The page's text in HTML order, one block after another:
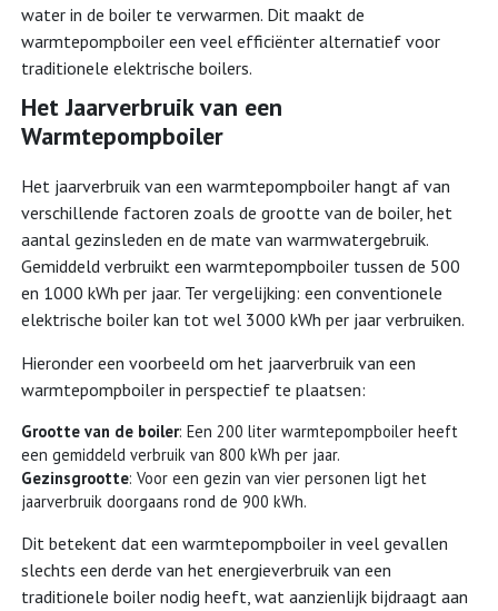
water in de boiler te verwarmen. Dit maakt de
warmtepompboiler een veel efficiënter alternatief voor
traditionele elektrische boilers.
Het Jaarverbruik van een
Warmtepompboiler
Het jaarverbruik van een warmtepompboiler hangt af van
verschillende factoren zoals de grootte van de boiler, het
aantal gezinsleden en de mate van warmwatergebruik.
Gemiddeld verbruikt een warmtepompboiler tussen de 500
en 1000 kWh per jaar. Ter vergelijking: een conventionele
elektrische boiler kan tot wel 3000 kWh per jaar verbruiken.
Hieronder een voorbeeld om het jaarverbruik van een
warmtepompboiler in perspectief te plaatsen:
Grootte van de boiler: Een 200 liter warmtepompboiler heeft
een gemiddeld verbruik van 800 kWh per jaar.
Gezinsgrootte: Voor een gezin van vier personen ligt het
jaarverbruik doorgaans rond de 900 kWh.
Dit betekent dat een warmtepompboiler in veel gevallen
slechts een derde van het energieverbruik van een
traditionele boiler nodig heeft, wat aanzienlijk bijdraagt aan